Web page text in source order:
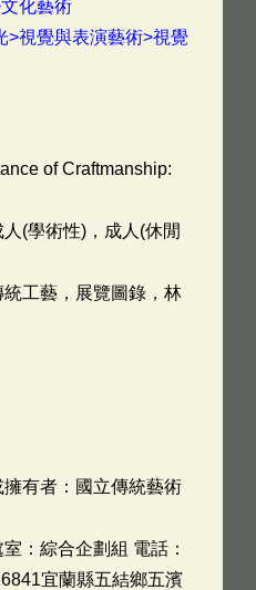
化藝術
>視覺與表演藝術>視覺
of Craftmanship:
(學術性)，成人(休閒
工藝，展覽圖錄，林
有者：國立傳統藝術
：綜合企劃組 電話：
宜蘭縣五結鄉五濱